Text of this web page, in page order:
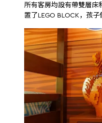
所有客房均設有帶雙層床
置了LEGO BLOCK，孩子